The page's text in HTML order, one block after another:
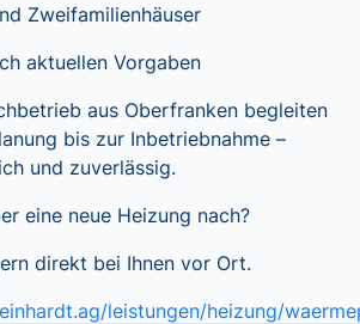
Zweifamilienhäuser
aktuellen Vorgaben
aus Oberfranken begleiten
bis zur Inbetriebnahme –
und zuverlässig.
eine neue Heizung nach?
direkt bei Ihnen vor Ort.
leistungen/heizung/